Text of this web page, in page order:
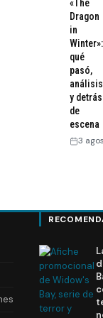
«The
Dragon
in
Winter»:
qué
pasó,
análisis
y detrás
de
escena
3